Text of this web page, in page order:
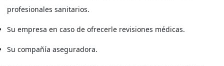
profesionales sanitarios.
Su empresa en caso de ofrecerle revisiones médicas.
Su compañía aseguradora.